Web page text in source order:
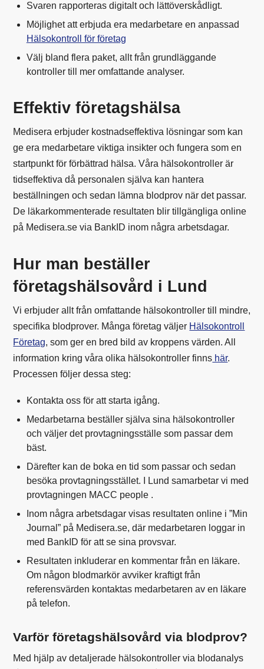
Svaren rapporteras digitalt och lättöverskådligt.
Möjlighet att erbjuda era medarbetare en anpassad
Hälsokontroll för företag
Välj bland flera paket, allt från grundläggande
kontroller till mer omfattande analyser.
Effektiv företagshälsa
Medisera erbjuder kostnadseffektiva lösningar som kan
ge era medarbetare viktiga insikter och fungera som en
startpunkt för förbättrad hälsa. Våra hälsokontroller är
tidseffektiva då personalen själva kan hantera
beställningen och sedan lämna blodprov när det passar.
De läkarkommenterade resultaten blir tillgängliga online
på Medisera.se via BankID inom några arbetsdagar.
Hur man beställer
företagshälsovård i Lund
Vi erbjuder allt från omfattande hälsokontroller till mindre,
specifika blodprover. Många företag väljer Hälsokontroll
Företag, som ger en bred bild av kroppens värden. All
information kring våra olika hälsokontroller finns här.
Processen följer dessa steg:
Kontakta oss för att starta igång.
Medarbetarna beställer själva sina hälsokontroller
och väljer det provtagningsställe som passar dem
bäst.
Därefter kan de boka en tid som passar och sedan
besöka provtagningsstället. I Lund samarbetar vi med
provtagningen MACC people .
Inom några arbetsdagar visas resultaten online i ”Min
Journal” på Medisera.se, där medarbetaren loggar in
med BankID för att se sina provsvar.
Resultaten inkluderar en kommentar från en läkare.
Om någon blodmarkör avviker kraftigt från
referensvärden kontaktas medarbetaren av en läkare
på telefon.
Varför företagshälsovård via blodprov?
Med hjälp av detaljerade hälsokontroller via blodanalys